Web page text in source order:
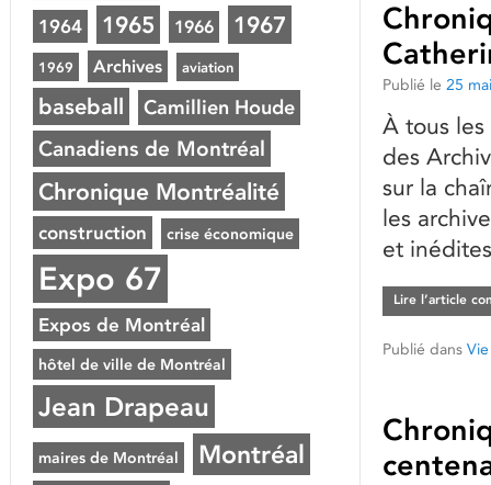
Publié le 25
À tous
des
sur la
les
et
Lire l’article
Publié dans
1964 1965 1966 1967
1969 Archives aviation
baseball Camillien Houde
Canadiens de Montréal
Chronique Montréalité
construction crise économique
Expo 67
Expos de Montréal
hôtel de ville de Montréal
Jean Drapeau
maires de Montréal Montréal